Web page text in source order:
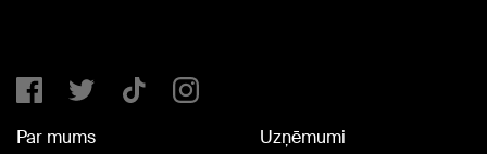
Par mums
Uzņēmumi